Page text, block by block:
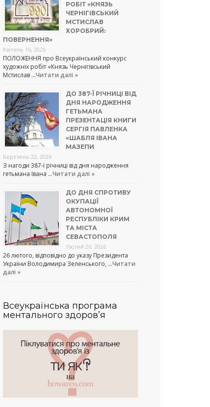
РОБІТ «КНЯЗЬ
ЧЕРНІГІВСЬКИЙ
МСТИСЛАВ
ХОРОБРИЙ:
ПОВЕРНЕННЯ»
Квітень 16, 2026
ПОЛОЖЕННЯ про Всеукраїнський конкурс
художніх робіт «Князь Чернігівський
Мстислав …Читати далі »
ДО 387-Ї РІЧНИЦІ ВІД
ДНЯ НАРОДЖЕННЯ
ГЕТЬМАНА
ПРЕЗЕНТАЦІЯ КНИГИ
СЕРГІЯ ПАВЛЕНКА
«ШАБЛЯ ІВАНА
МАЗЕПИ
Березень 22, 2026
З нагоди 387-ї річниці від дня народження
гетьмана Івана …Читати далі »
ДО ДНЯ СПРОТИВУ
ОКУПАЦІЇ
АВТОНОМНОЇ
РЕСПУБЛІКИ КРИМ
ТА МІСТА
СЕВАСТОПОЛЯ
Лютий 26, 2026
26 лютого, відповідно до указу Президента
України Володимира Зеленського, …Читати
далі »
Всеукраїнська програма
ментального здоров’я